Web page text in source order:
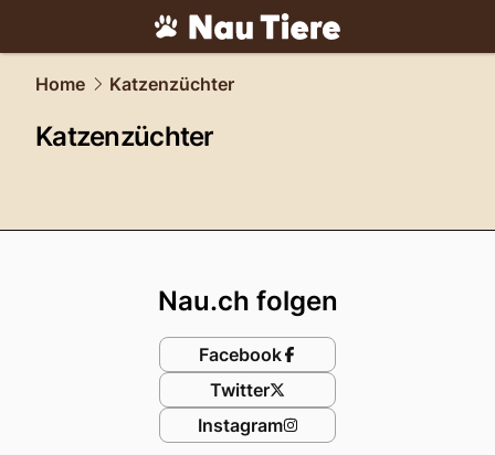
tiere.NAU.ch
Home Katzenzüchter
Katzenzüchter
Nau.ch folgen
Facebook
Twitter
Instagram